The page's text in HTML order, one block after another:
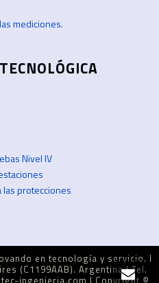
mediciones.
Nivel IV
las protecciones
en tecnología y servicio. I
(C1199AAB). Argentina I Tel.
ingenieria.com I Copyright ©